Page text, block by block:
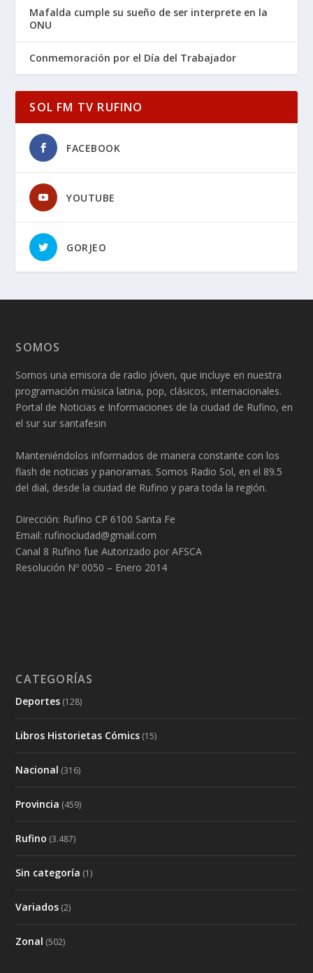
Mafalda cumple su sueño de ser interprete en la
ONU
Conmemoración por el Día del Trabajador
SOL FM TV RUFINO
FACEBOOK
YOUTUBE
GORJEO
SOMOS
Somos una emisora de radio jóven, que incluye en nuestra
programación música latina, pop, clásicos, internacionales.
Portal de Noticias e Informaciones de la ciudad de Rufino, en
el sur sur santafesin
Manteniéndolos informados de manera constante con los
flash de noticias y panoramas. Somos Radio Sol, en el 89.5
del dial, desde la ciudad de Rufino y para toda la región.
Dirección: Rufino CP 6100 Santa Fe
Email: rufinociudad@gmail.com
Canal 8 Rufino fue Autorizado por AFSCA
Resolución Nº 0050 – Enero 2014
CATEGORÍAS
Deportes (128)
Libros Historietas Cómics (15)
Nacional (316)
Provincia (459)
Rufino (3.487)
Sin categoría (1)
Variados (2)
Zonal (502)